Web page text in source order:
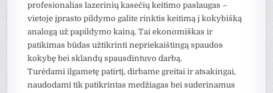
profesionalias lazerinių kasečių keitimo paslaugas –
vietoje įprasto pildymo galite rinktis keitimą į kokybišką
analogą už papildymo kainą. Tai ekonomiškas ir
patikimas būdas užtikrinti nepriekaištingą spaudos
kokybę bei sklandų spausdintuvo darbą.
Turėdami ilgametę patirtį, dirbame greitai ir atsakingai,
naudodami tik patikrintas medžiagas bei suderinamus